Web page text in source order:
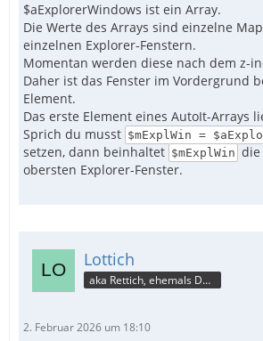
$aExplorerWindows ist ein Array.
Die Werte des Arrays sind einzelne
einzelnen Explorer-Fenstern.
Momentan werden diese nach dem z-
Daher ist das Fenster im Vordergrund
Element.
Das erste Element eines AutoIt-Arrays
Sprich du musst $mExplWin =
setzen, dann beinhaltet $mExplWin die
obersten Explorer-Fenster.
Lottich
aka Rettich, ehemals DAU
2. Februar 2026 um 18:10